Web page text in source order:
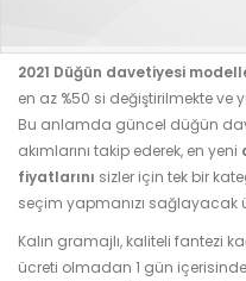
2021 Düğün davetiyesi
en az %50 si değiştirilmekte ve
Bu anlamda güncel düğün
akımlarını takip ederek, en yeni
fiyatlarını sizler için tek bir
seçim yapmanızı sağlayacak
Kalın gramajlı, kaliteli fantezi
ücreti olmadan 1 gün